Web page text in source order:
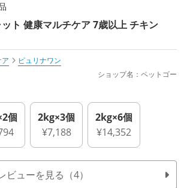
ト 健康マルチケア 7歳以上 チキン
ピュリナワン
ショップ名：ペットゴー
個
2kg×3個
¥7,188
2kg×6個
¥14,352
ビューを見る（4）